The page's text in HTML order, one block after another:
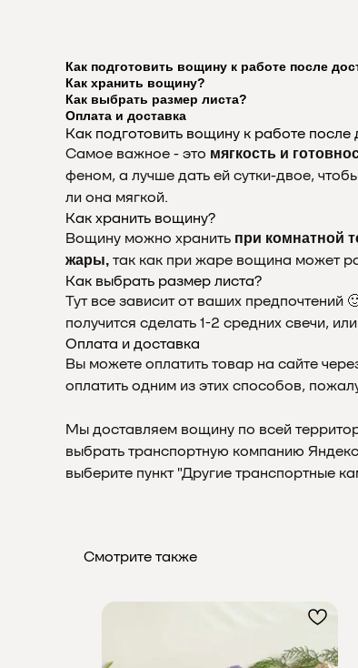
Как подготовить вощину к работе после
Как хранить вощину?
Как выбрать размер листа?
Оплата и доставка
Как подготовить вощину к работе после
Самое важное - это мягкость и
феном, а лучше дать ей сутки-двое,
ли она мягкой.
Как хранить вощину?
Вощину можно хранить при комнатной
жары, так как при жаре вощина может
Как выбрать размер листа?
Тут все зависит от ваших
получится сделать 1-2 средних свечи,
Оплата и доставка
Вы можете оплатить товар на сайте
оплатить одним из этих способов,
Мы доставляем вощину по всей
выбрать транспортную компанию
выберите пункт "Другие транспортные
Смотрите также